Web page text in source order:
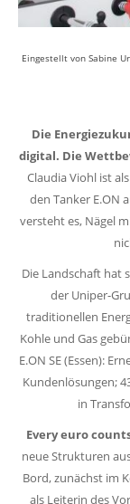
Eingestellt von Sabine
Die
digital. Die
Claudia Viohl ist
den Tanker E.ON
versteht es, Nägel
Die Landschaft hat
der Uniper-
traditionellen
Kohle und Gas
E.ON SE (Essen):
Kundenlösungen;
in
Every euro
neue Strukturen
Bord, zunächst im
als Leiterin des